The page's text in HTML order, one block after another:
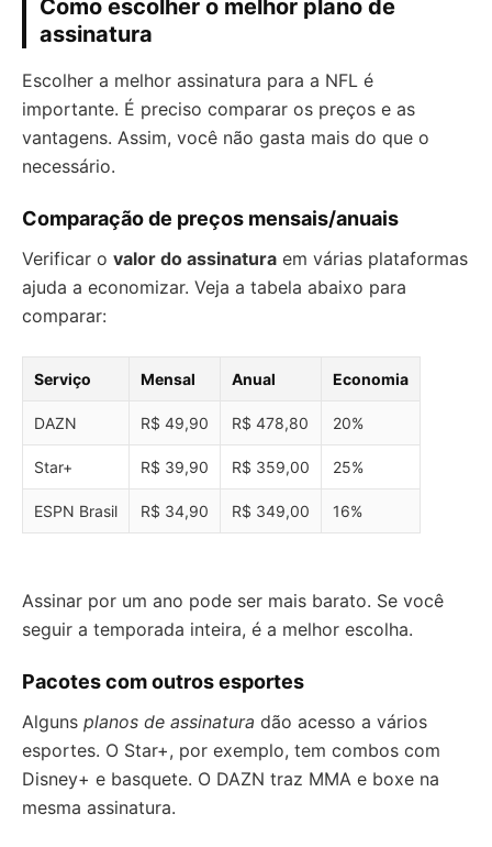
Como escolher o melhor plano de
assinatura
Escolher a melhor assinatura para a NFL é
importante. É preciso comparar os preços e as
vantagens. Assim, você não gasta mais do que o
necessário.
Comparação de preços mensais/anuais
Verificar o valor do assinatura em várias plataformas
ajuda a economizar. Veja a tabela abaixo para
comparar:
Serviço Mensal Anual Economia
DAZN R$ 49,90 R$ 478,80 20%
Star+ R$ 39,90 R$ 359,00 25%
ESPN Brasil R$ 34,90 R$ 349,00 16%
Assinar por um ano pode ser mais barato. Se você
seguir a temporada inteira, é a melhor escolha.
Pacotes com outros esportes
Alguns planos de assinatura dão acesso a vários
esportes. O Star+, por exemplo, tem combos com
Disney+ e basquete. O DAZN traz MMA e boxe na
mesma assinatura.